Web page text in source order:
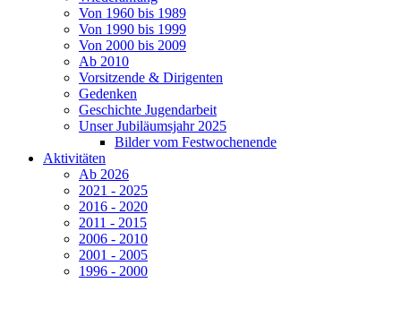
Von 1960 bis 1989
Von 1990 bis 1999
Von 2000 bis 2009
Ab 2010
Vorsitzende & Dirigenten
Gedenken
Geschichte Jugendarbeit
Unser Jubiläumsjahr 2025
Bilder vom Festwochenende
Aktivitäten
Ab 2026
2021 - 2025
2016 - 2020
2011 - 2015
2006 - 2010
2001 - 2005
1996 - 2000